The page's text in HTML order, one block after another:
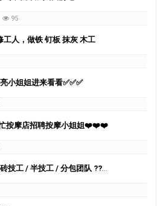
95
工人，做铁 钉板 抹灰 木工
小姐姐进来看看✅✅✅
摩店招聘按摩小姐姐❤️❤️❤️
工 / 半技工 / 分包团队 ????????